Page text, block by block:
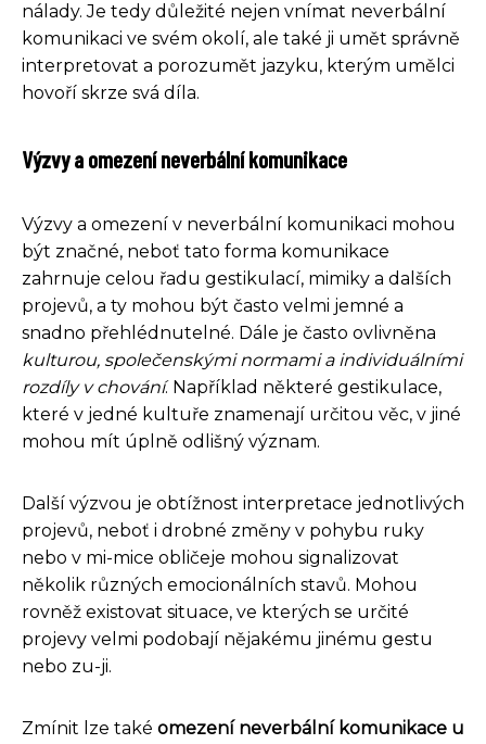
nálady. Je tedy důležité nejen vnímat neverbální
komunikaci ve svém okolí, ale také ji umět správně
interpretovat a porozumět jazyku, kterým umělci
hovoří skrze svá díla.
Výzvy a omezení neverbální komunikace
Výzvy a omezení v neverbální komunikaci mohou
být značné, neboť tato forma komunikace
zahrnuje celou řadu gestikulací, mimiky a dalších
projevů, a ty mohou být často velmi jemné a
snadno přehlédnutelné. Dále je často ovlivněna
kulturou, společenskými normami a individuálními
rozdíly v chování. Například některé gestikulace,
které v jedné kultuře znamenají určitou věc, v jiné
mohou mít úplně odlišný význam.
Další výzvou je obtížnost interpretace jednotlivých
projevů, neboť i drobné změny v pohybu ruky
nebo v mi-mice obličeje mohou signalizovat
několik různých emocionálních stavů. Mohou
rovněž existovat situace, ve kterých se určité
projevy velmi podobají nějakému jinému gestu
nebo zu-ji.
Zmínit lze také omezení neverbální komunikace u